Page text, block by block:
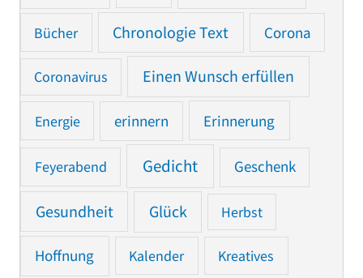
Bücher Chronologie Text Corona
Coronavirus Einen Wunsch erfüllen
Energie erinnern Erinnerung
Feyerabend Gedicht Geschenk
Gesundheit Glück Herbst
Hoffnung Kalender Kreatives